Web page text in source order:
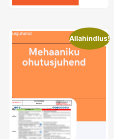
Allahindlus!